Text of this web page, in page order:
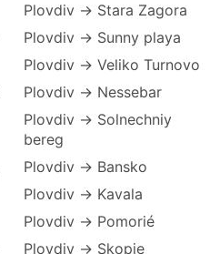
Plovdiv → Stara Zagora
Plovdiv → Sunny playa
Plovdiv → Veliko Turnovo
Plovdiv → Nessebar
Plovdiv → Solnechniy
bereg
Plovdiv → Bansko
Plovdiv → Kavala
Plovdiv → Pomorié
Plovdiv → Skopje